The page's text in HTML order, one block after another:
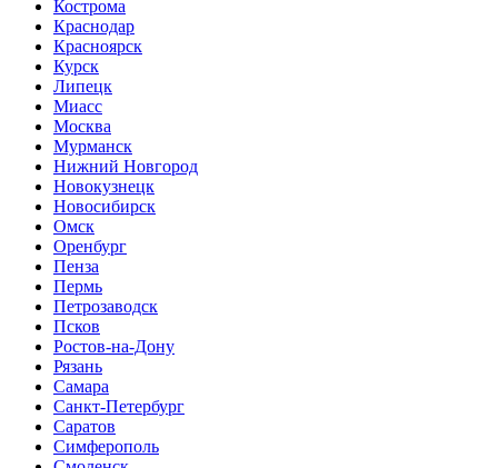
Кострома
Краснодар
Красноярск
Курск
Липецк
Миасс
Москва
Мурманск
Нижний Новгород
Новокузнецк
Новосибирск
Омск
Оренбург
Пенза
Пермь
Петрозаводск
Псков
Ростов-на-Дону
Рязань
Самара
Санкт-Петербург
Саратов
Симферополь